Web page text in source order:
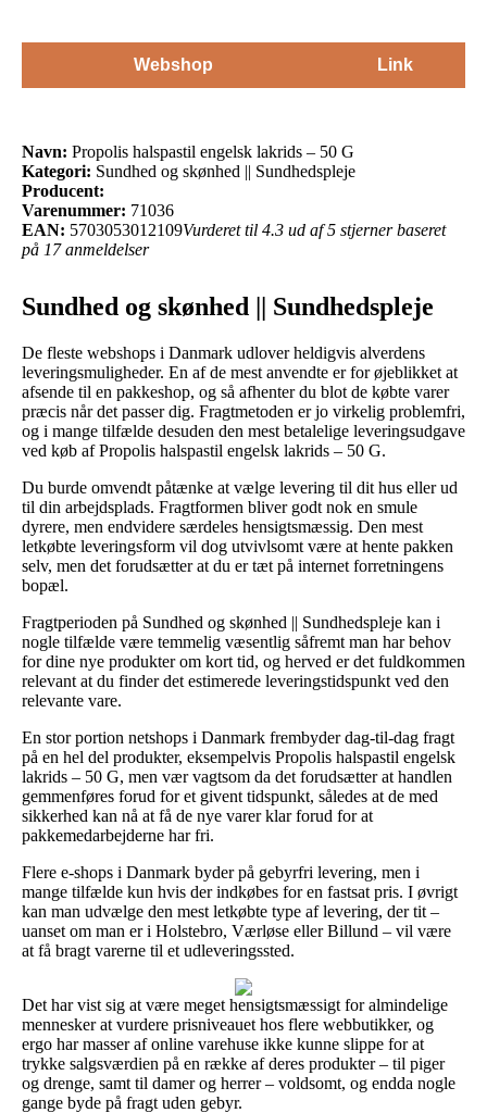
Webshop Link
Navn: Propolis halspastil engelsk lakrids – 50 G
Kategori: Sundhed og skønhed || Sundhedspleje
Producent:
Varenummer: 71036
EAN: 5703053012109Vurderet til 4.3 ud af 5 stjerner baseret
på 17 anmeldelser
Sundhed og skønhed || Sundhedspleje
De fleste webshops i Danmark udlover heldigvis alverdens
leveringsmuligheder. En af de mest anvendte er for øjeblikket at
afsende til en pakkeshop, og så afhenter du blot de købte varer
præcis når det passer dig. Fragtmetoden er jo virkelig problemfri,
og i mange tilfælde desuden den mest betalelige leveringsudgave
ved køb af Propolis halspastil engelsk lakrids – 50 G.
Du burde omvendt påtænke at vælge levering til dit hus eller ud
til din arbejdsplads. Fragtformen bliver godt nok en smule
dyrere, men endvidere særdeles hensigtsmæssig. Den mest
letkøbte leveringsform vil dog utvivlsomt være at hente pakken
selv, men det forudsætter at du er tæt på internet forretningens
bopæl.
Fragtperioden på Sundhed og skønhed || Sundhedspleje kan i
nogle tilfælde være temmelig væsentlig såfremt man har behov
for dine nye produkter om kort tid, og herved er det fuldkommen
relevant at du finder det estimerede leveringstidspunkt ved den
relevante vare.
En stor portion netshops i Danmark frembyder dag-til-dag fragt
på en hel del produkter, eksempelvis Propolis halspastil engelsk
lakrids – 50 G, men vær vagtsom da det forudsætter at handlen
gemmenføres forud for et givent tidspunkt, således at de med
sikkerhed kan nå at få de nye varer klar forud for at
pakkemedarbejderne har fri.
Flere e-shops i Danmark byder på gebyrfri levering, men i
mange tilfælde kun hvis der indkøbes for en fastsat pris. I øvrigt
kan man udvælge den mest letkøbte type af levering, der tit –
uanset om man er i Holstebro, Værløse eller Billund – vil være
at få bragt varerne til et udleveringssted.
Det har vist sig at være meget hensigtsmæssigt for almindelige
mennesker at vurdere prisniveauet hos flere webbutikker, og
ergo har masser af online varehuse ikke kunne slippe for at
trykke salgsværdien på en række af deres produkter – til piger
og drenge, samt til damer og herrer – voldsomt, og endda nogle
gange byde på fragt uden gebyr.